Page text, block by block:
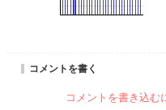
コメントを書く
コメントを書き込む